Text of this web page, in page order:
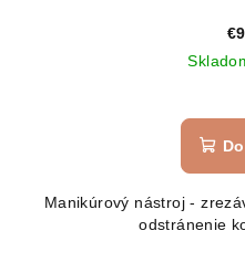
Manikúrový nástroj -
odstránenie